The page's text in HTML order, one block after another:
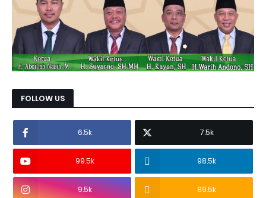
FOLLOW US
6.5k 7.5k
99.5k 98.5k
9.5k 89.5k